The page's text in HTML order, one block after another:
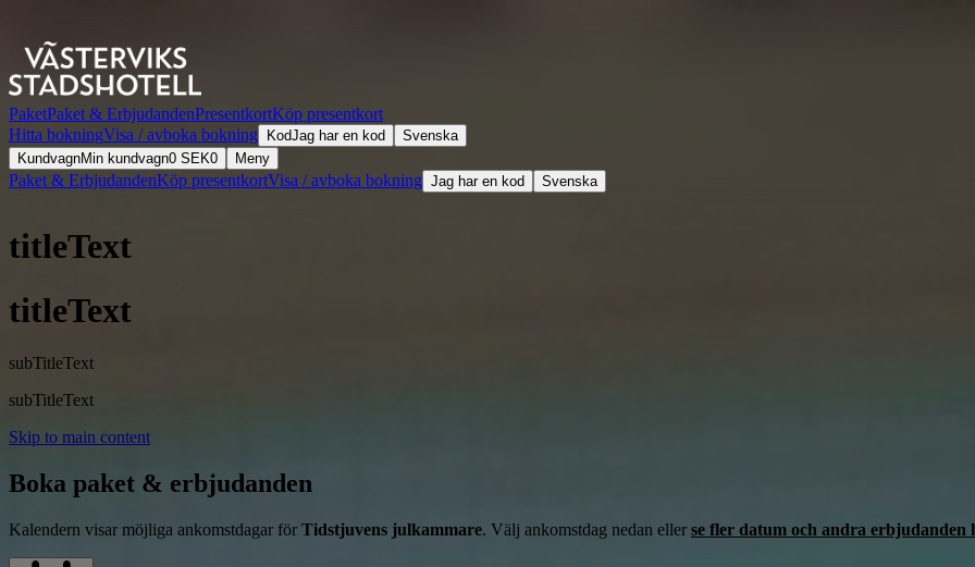
PaketPaket & ErbjudandenPresentkortKöp presentkort
Hitta bokningVisa / avboka bokning KodJag har en kod
Svenska
KundvagnMin kundvagn0 SEK0 Meny
Paket & ErbjudandenKöp presentkortVisa / avboka bokning Jag har en kod Svenska
titleText
titleText
subTitleText
subTitleText
Skip to main content
Boka paket & erbjudanden
Kalendern visar möjliga ankomstdagar för Tidstjuvens julkammare. Välj ankomstdag nedan eller se fler datum och andra erbjudanden